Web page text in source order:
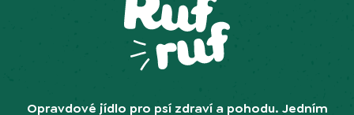
Opravdové jídlo pro psí zdraví a pohodu. Jedním